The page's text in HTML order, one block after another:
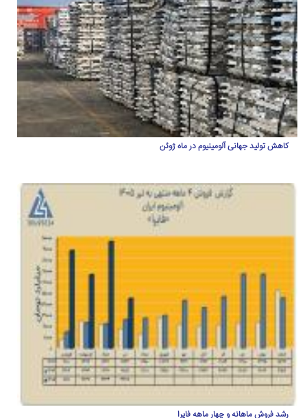
کاهش تولید جهانی آلومینیوم در ماه ژوئن
رشد فروش ماهانه و چهار ماهه فایرا